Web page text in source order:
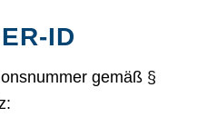
ID
gemäß §